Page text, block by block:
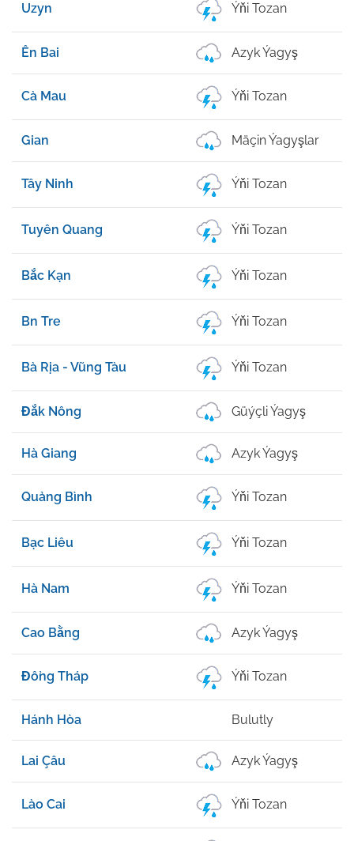
Uzyn Ýňi Tozan
Ên Bai Azyk Ýagyş
Cà Mau Ýňi Tozan
Gian Mäçin Ýagyşlar
Tây Ninh Ýňi Tozan
Tuyên Quang Ýňi Tozan
Bắc Kạn Ýňi Tozan
Bn Tre Ýňi Tozan
Bà Rịa - Vũng Tàu Ýňi Tozan
Đắk Nông Güýçli Ýagyş
Hà Giang Azyk Ýagyş
Quảng Bình Ýňi Tozan
Bạc Liêu Ýňi Tozan
Hà Nam Ýňi Tozan
Cao Bằng Azyk Ýagyş
Đồng Tháp Ýňi Tozan
Hánh Hòa Bulutly
Lai Çâu Azyk Ýagyş
Lào Cai Ýňi Tozan